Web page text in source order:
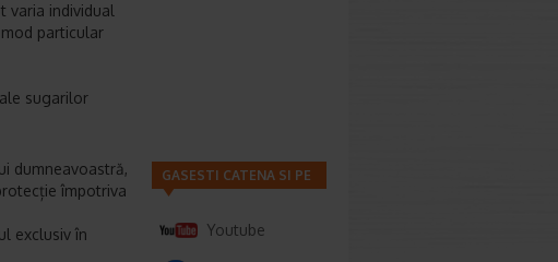
varia individual
particular
sugarilor
dumneavoastră,
împotriva
exclusiv în
GASESTI CATENA SI PE
Youtube